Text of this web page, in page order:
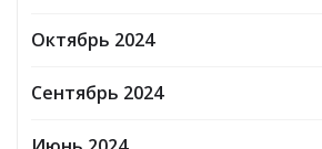
Октябрь 2024
Сентябрь 2024